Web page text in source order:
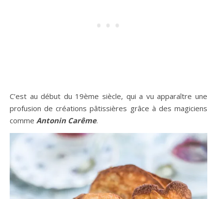
C’est au début du 19ème siècle, qui a vu apparaître une
profusion de créations pâtissières grâce à des magiciens
comme Antonin Carême.